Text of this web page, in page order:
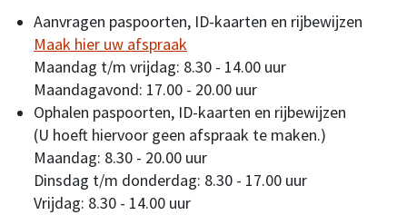
Aanvragen paspoorten, ID-kaarten en rijbewijzen
Maak hier uw afspraak
Maandag t/m vrijdag: 8.30 - 14.00 uur
Maandagavond: 17.00 - 20.00 uur
Ophalen paspoorten, ID-kaarten en rijbewijzen
(U hoeft hiervoor geen afspraak te maken.)
Maandag: 8.30 - 20.00 uur
Dinsdag t/m donderdag: 8.30 - 17.00 uur
Vrijdag: 8.30 - 14.00 uur